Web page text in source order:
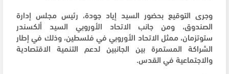
وجرى التوقيع بحضور السيد إياد جودة، رئيس مجلس إدارة
الصندوق، ومن جانب الاتحاد الأوروبي السيد ألكسندر
ستوتزمان، ممثل الاتحاد الأوروبي في فلسطين، وذلك في إطار
الشراكة المستمرة بين الجانبين لدعم التنمية الاقتصادية
والاجتماعية في القدس.